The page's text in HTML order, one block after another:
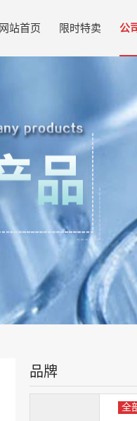
网站首页 限时特卖 公
品牌
全